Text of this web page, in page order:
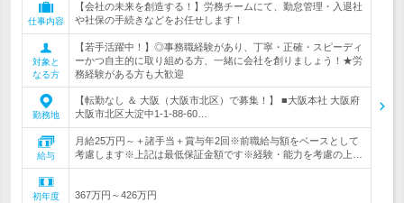
仕事内容
【会社の未来を創造する！】労務チームにて、勤怠管理・入退社
や社保の手続きなどをお任せします！
対象と
なる方
【若手活躍中！】◎事務職経験があり、丁寧・正確・スピーディ
ーかつ自主的に取り組める方、一緒に会社を創りましょう！★労
務経験がある方も大歓迎
勤務地
【転勤なし ＆ 大阪（大阪市北区）で募集！】 ■大阪本社 大阪府
大阪市北区大淀中1-1-88-60…
給与
月給25万円～＋諸手当＋賞与年2回※前職給与額をベースとして
考慮します※上記は最低保証金額です※経験・能力を考慮の上…
初年度
367万円～426万円